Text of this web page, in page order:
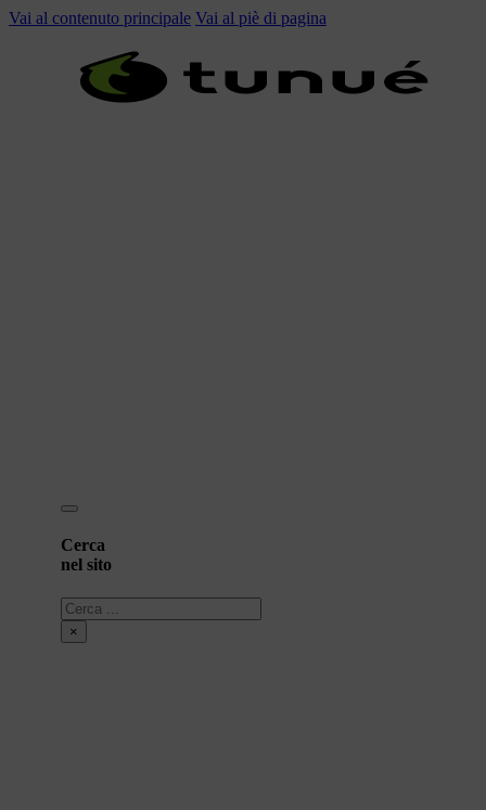
Vai al contenuto principale Vai al piè di pagina
Cerca
nel sito
Cerca
×